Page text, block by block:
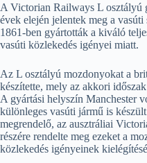
A Victorian Railways L osztályú
évek elején jelentek meg a
1861-ben gyártották a kiváló
vasúti közlekedés igényei miatt.
Az L osztályú mozdonyokat a
készítette, mely az akkori
A gyártási helyszín Manchester
különleges vasúti jármű is
megrendelő, az ausztráliai
részére rendelte meg ezeket a
közlekedés igényeinek